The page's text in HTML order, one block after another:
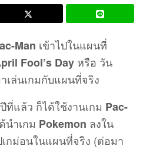
Man เข้าไปในแผนที่
Fool’s Day หรือ วัน
เล่นเกมกับแผนที่จริง
ปีที่แล้ว ก็ได้ใช้งานเกม Pac-
นำเกม Pokemon ลงใน
กม่อนในแผนที่จริง (ต่อมา